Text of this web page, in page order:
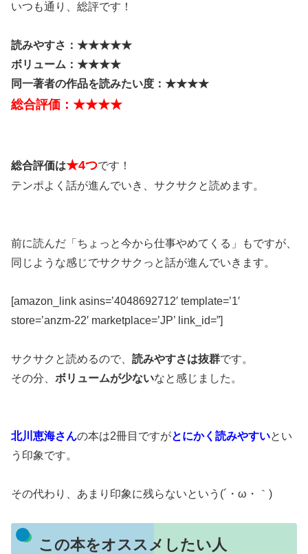
いつも通り、総評です！
読みやすさ：★★★★★
ボリューム：★★★★
同一著者の作品を読みたい度：★★★★
総合評価：★★★★
総合評価は★4つです！
テンポよく話が進んでいき、サクサクと読めます。
前に読んだ「ちょっと今から仕事やめてくる」もですが、
同じような感じでサクサクっと話が進んでいきます。
[amazon_link asins=’4048692712′ template=’1′
store=’anzm-22′ marketplace=’JP’ link_id=”]
サクサクと読めるので、 読みやすさは抜群です。
その分、 ボリュームが少ないなと感じました。
北川恵海さんの本は2冊目ですがとにかく読みやすいとい
う印象です。
その代わり、あまり印象に残らないという(´・ω・｀)
この本をオススメしたい人